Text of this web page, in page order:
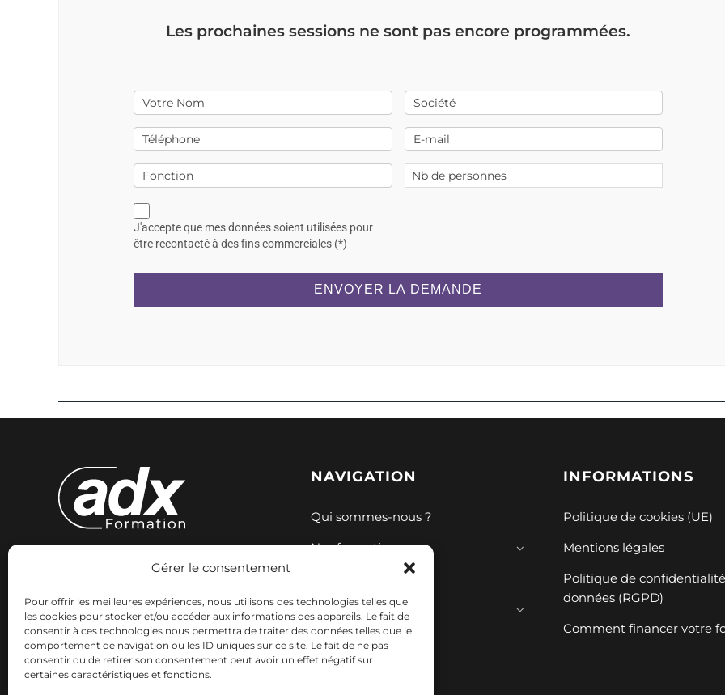
Gérer le consentement
Pour offrir les meilleures expériences, nous utilisons des technologies telles que
les cookies pour stocker et/ou accéder aux informations des appareils. Le fait de
consentir à ces technologies nous permettra de traiter des données telles que le
comportement de navigation ou les ID uniques sur ce site. Le fait de ne pas
consentir ou de retirer son consentement peut avoir un effet négatif sur
certaines caractéristiques et fonctions.
Les prochaines sessions ne sont pas encore programmées.
J'accepte que mes données soient utilisées pour
être recontacté à des fins commerciales (*)
ENVOYER LA DEMANDE
Expertise et innovation pour votre
votre réussite professionnelle avec
des solutions adaptées.
NAVIGATION
Qui sommes-nous ?
Nos formations
Ressources
Contact
INFORMATIONS
Politique de cookies (UE)
Mentions légales
Politique de
données (RGPD)
Comment financer votre